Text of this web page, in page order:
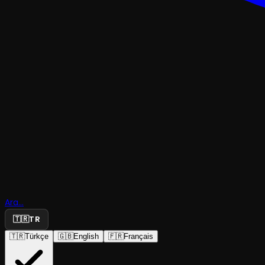
Ara...
🇹🇷TR
🇹🇷Türkçe 🇬🇧English 🇫🇷Français
Dünyası)